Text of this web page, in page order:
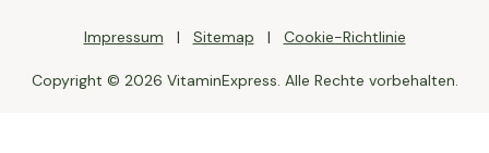
Impressum Sitemap Cookie-Richtlinie
Copyright © 2026 VitaminExpress. Alle Rechte vorbehalten.